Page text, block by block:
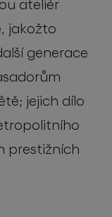
jakožto
generace
jejich dílo
prestižních